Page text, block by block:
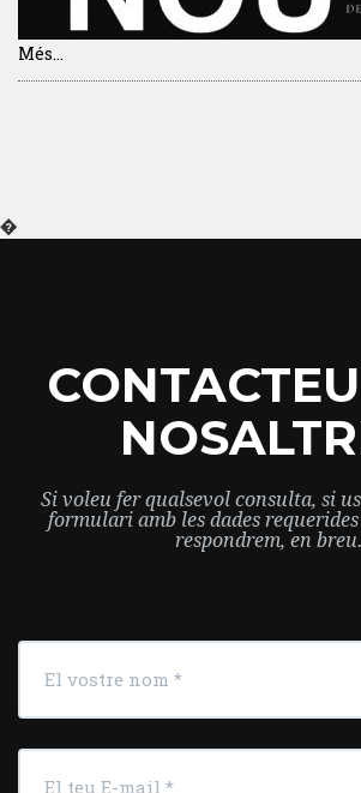
Més...
�
Si voleu fer qualsevol consulta, si
formulari amb les dades
respondrem, en breu.